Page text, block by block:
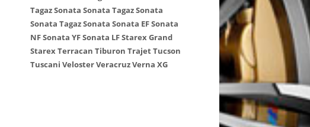
TagazSonata Sonata TagazSonata
Sonata TagazSonata Sonata EFSonata
NFSonata YFSonata LFStarexGrand
StarexTerracan Tiburon TrajetTucson
Tuscani VelosterVeracruzVerna XG